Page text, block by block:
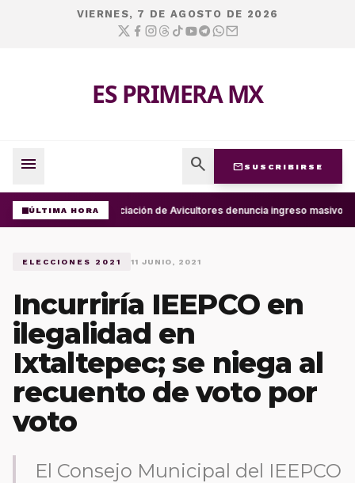
VIERNES, 7 DE AGOSTO DE 2026
ES PRIMERA MX
menu search mail SUSCRIBIRSE
ÚLTIMA HORAAsociación de Avicultores denuncia ingreso masivo
ELECCIONES 2021 11 JUNIO, 2021
Incurriría IEEPCO en
ilegalidad en
Ixtaltepec; se niega al
recuento de voto por
voto
El Consejo Municipal del IEEPCO